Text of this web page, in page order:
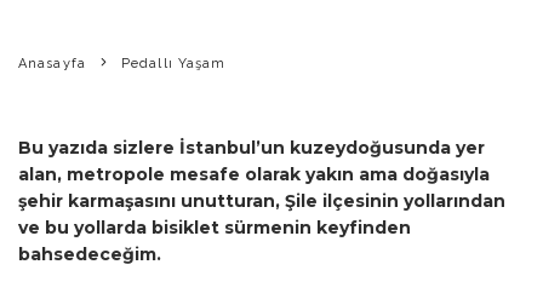
Anasayfa Pedallı Yaşam
Bu yazıda sizlere İstanbul’un kuzeydoğusunda yer
alan, metropole mesafe olarak yakın ama doğasıyla
şehir karmaşasını unutturan, Şile ilçesinin yollarından
ve bu yollarda bisiklet sürmenin keyfinden
bahsedeceğim.